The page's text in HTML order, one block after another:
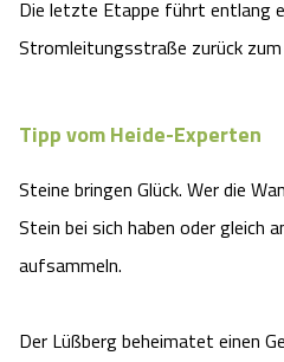
Die letzte Etappe führt entlang
Stromleitungsstraße zurück
Tipp vom Heide-Experten
Steine bringen Glück. Wer die
Stein bei sich haben oder gleich
aufsammeln.
Der Lüßberg beheimatet einen